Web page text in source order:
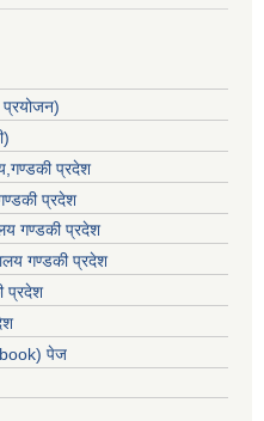
प्रयोजन)
प्रदेश
प्रदेश
गण्डकी प्रदेश
गण्डकी प्रदेश
प्रदेश
पेज